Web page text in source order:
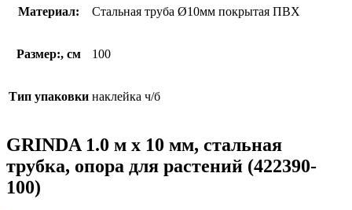
Материал: Стальная труба Ø10мм покрытая ПВХ
Размер:, см 100
Тип упаковки наклейка ч/б
GRINDA 1.0 м х 10 мм, стальная
трубка, опора для растений (422390-
100)